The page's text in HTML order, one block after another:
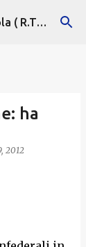
Regolarità e Trasparenza nella Scuola ( R.T.S. )
ha
2012